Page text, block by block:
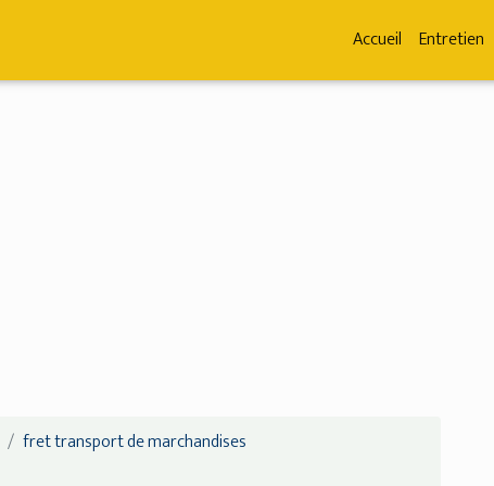
Accueil Entretien
fret transport de marchandises